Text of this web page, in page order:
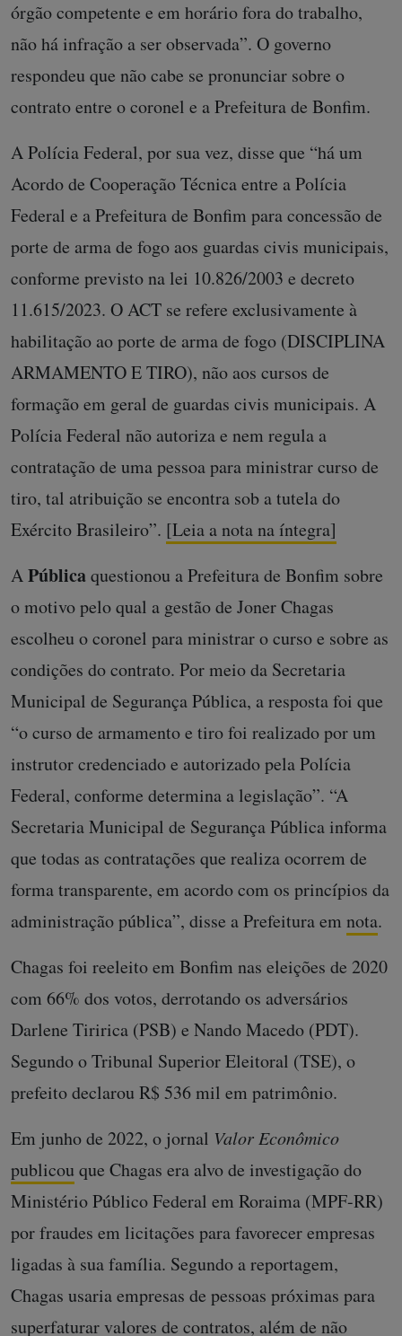
órgão competente e em horário fora do trabalho,
não há infração a ser observada”. O governo
respondeu que não cabe se pronunciar sobre o
contrato entre o coronel e a Prefeitura de Bonfim.
A Polícia Federal, por sua vez, disse que “há um
Acordo de Cooperação Técnica entre a Polícia
Federal e a Prefeitura de Bonfim para concessão de
porte de arma de fogo aos guardas civis municipais,
conforme previsto na lei 10.826/2003 e decreto
11.615/2023. O ACT se refere exclusivamente à
habilitação ao porte de arma de fogo (DISCIPLINA
ARMAMENTO E TIRO), não aos cursos de
formação em geral de guardas civis municipais. A
Polícia Federal não autoriza e nem regula a
contratação de uma pessoa para ministrar curso de
tiro, tal atribuição se encontra sob a tutela do
Exército Brasileiro”. [Leia a nota na íntegra]
APúblicaquestionou a Prefeitura de Bonfim sobre
o motivo pelo qual a gestão de Joner Chagas
escolheu o coronel para ministrar o curso e sobre as
condições do contrato. Por meio da Secretaria
Municipal de Segurança Pública, a resposta foi que
“o curso de armamento e tiro foi realizado por um
instrutor credenciado e autorizado pela Polícia
Federal, conforme determina a legislação”. “A
Secretaria Municipal de Segurança Pública informa
que todas as contratações que realiza ocorrem de
forma transparente, em acordo com os princípios da
administração pública”, disse a Prefeitura em nota.
Chagas foi reeleito em Bonfim nas eleições de 2020
com 66% dos votos, derrotando os adversários
Darlene Tiririca (PSB) e Nando Macedo (PDT).
Segundo o Tribunal Superior Eleitoral (TSE), o
prefeito declarou R$ 536 mil em patrimônio.
Em junho de 2022, o jornal Valor Econômico
publicou que Chagas era alvo de investigação do
Ministério Público Federal em Roraima (MPF-RR)
por fraudes em licitações para favorecer empresas
ligadas à sua família. Segundo a reportagem,
Chagas usaria empresas de pessoas próximas para
superfaturar valores de contratos, além de não